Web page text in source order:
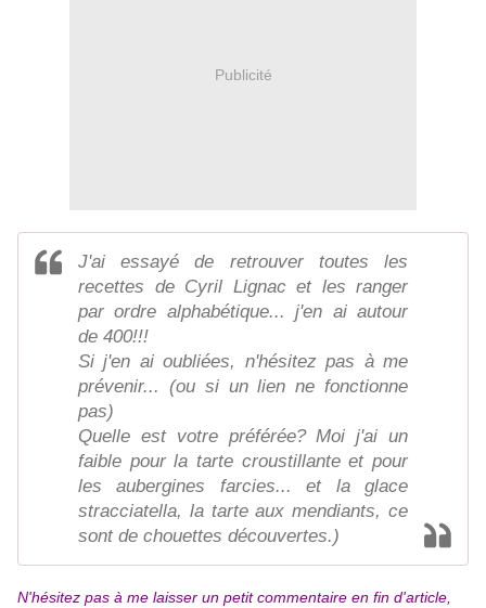
Publicité
J'ai essayé de retrouver toutes les
recettes de Cyril Lignac et les ranger
par ordre alphabétique... j'en ai autour
de 400!!!
Si j'en ai oubliées, n'hésitez pas à me
prévenir... (ou si un lien ne fonctionne
pas)
Quelle est votre préférée? Moi j'ai un
faible pour la tarte croustillante et pour
les aubergines farcies... et la glace
stracciatella, la tarte aux mendiants, ce
sont de chouettes découvertes.)
N'hésitez pas à me laisser un petit commentaire en fin d'article,